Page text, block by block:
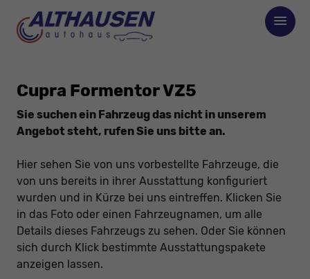
Cupra Formentor VZ5
Sie suchen ein Fahrzeug das nicht in unserem
Angebot steht, rufen Sie uns bitte an.
Hier sehen Sie von uns vorbestellte Fahrzeuge, die
von uns bereits in ihrer Ausstattung konfiguriert
wurden und in Kürze bei uns eintreffen. Klicken Sie
in das Foto oder einen Fahrzeugnamen, um alle
Details dieses Fahrzeugs zu sehen. Oder Sie können
sich durch Klick bestimmte Ausstattungspakete
anzeigen lassen.